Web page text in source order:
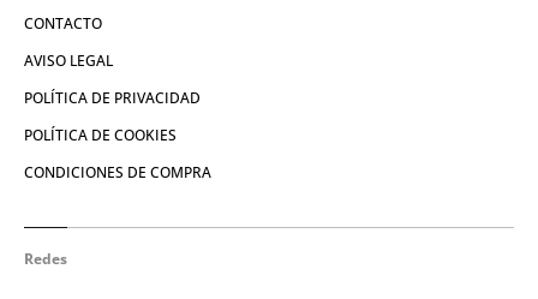
CONTACTO
AVISO LEGAL
POLÍTICA DE PRIVACIDAD
POLÍTICA DE COOKIES
CONDICIONES DE COMPRA
Redes